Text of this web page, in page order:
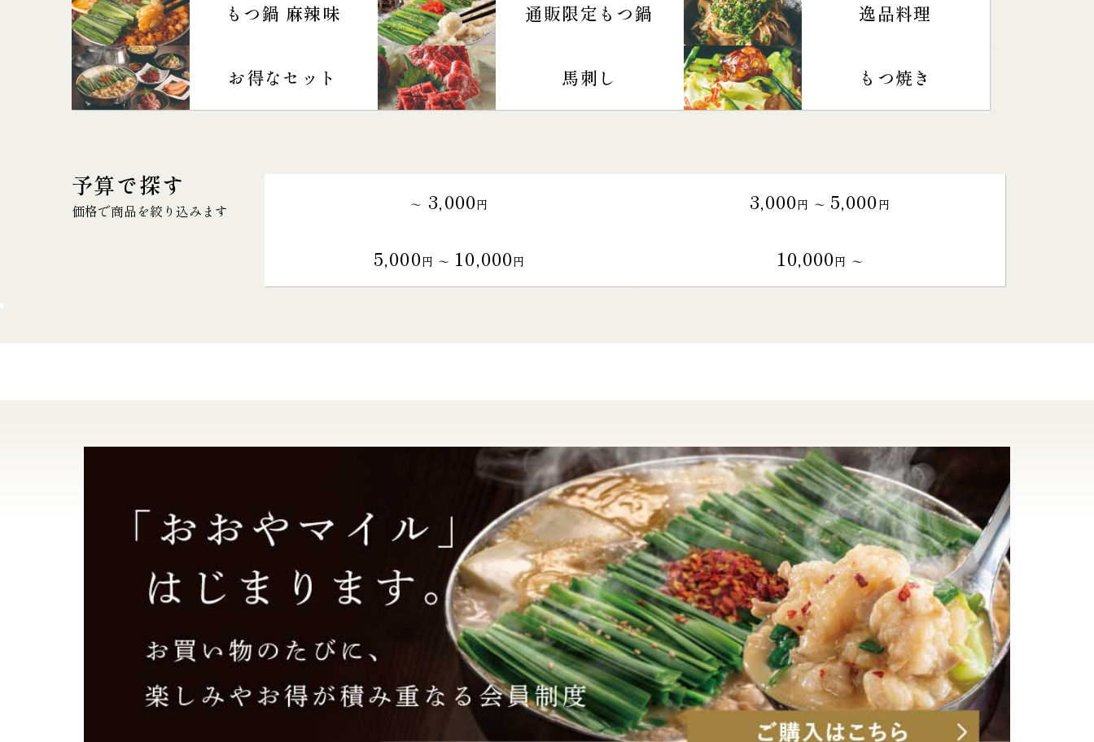
もつ鍋 麻辣味 通販限定もつ鍋 逸品料理
お得なセット 馬刺し もつ焼き
予算で探す
価格で商品を絞り込みます ～ 3,000円 3,000円 〜 5,000円
5,000円 〜 10,000円 10,000円 〜